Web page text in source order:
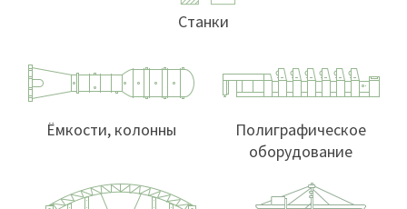
Станки
Ёмкости, колонны
Полиграфическое
оборудование